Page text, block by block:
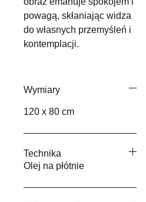
powagą, skłaniając widza
do własnych przemyśleń i
kontemplacji.
Wymiary
120 x 80 cm
Technika
Olej na płótnie